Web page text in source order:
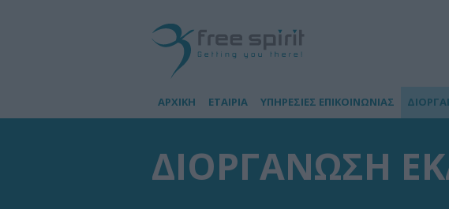
ΑΡΧΙΚΗ ΕΤΑΙΡΙΑ ΥΠΗΡΕΣΙΕΣ ΕΠΙΚΟΙΝΩΝΙΑΣ
ΔΙΟΡΓΑΝΩΣΗ